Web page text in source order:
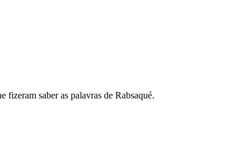
saber as palavras de Rabsaqué.